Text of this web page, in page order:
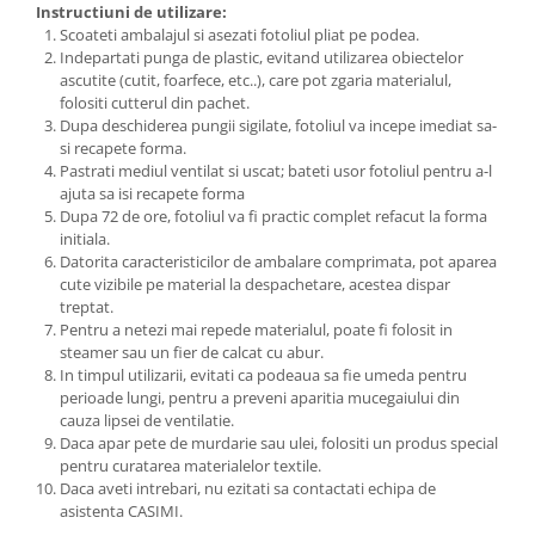
Instructiuni de utilizare:
Scoateti ambalajul si asezati fotoliul pliat pe podea.
Indepartati punga de plastic, evitand utilizarea obiectelor
ascutite (cutit, foarfece, etc..), care pot zgaria materialul,
folositi cutterul din pachet.
Dupa deschiderea pungii sigilate, fotoliul va incepe imediat sa-
si recapete forma.
Pastrati mediul ventilat si uscat; bateti usor fotoliul pentru a-l
ajuta sa isi recapete forma
Dupa 72 de ore, fotoliul va fi practic complet refacut la forma
initiala.
Datorita caracteristicilor de ambalare comprimata, pot aparea
cute vizibile pe material la despachetare, acestea dispar
treptat.
Pentru a netezi mai repede materialul, poate fi folosit in
steamer sau un fier de calcat cu abur.
In timpul utilizarii, evitati ca podeaua sa fie umeda pentru
perioade lungi, pentru a preveni aparitia mucegaiului din
cauza lipsei de ventilatie.
Daca apar pete de murdarie sau ulei, folositi un produs special
pentru curatarea materialelor textile.
Daca aveti intrebari, nu ezitati sa contactati echipa de
asistenta CASIMI.